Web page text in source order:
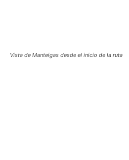
Vista de Manteigas desde el inicio de la ruta